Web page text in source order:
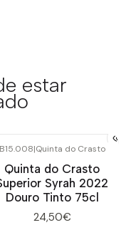
estar
B15.008|Quinta do Crasto
Quinta do Crasto
Syrah 2022
Douro Tinto 75cl
24,50€